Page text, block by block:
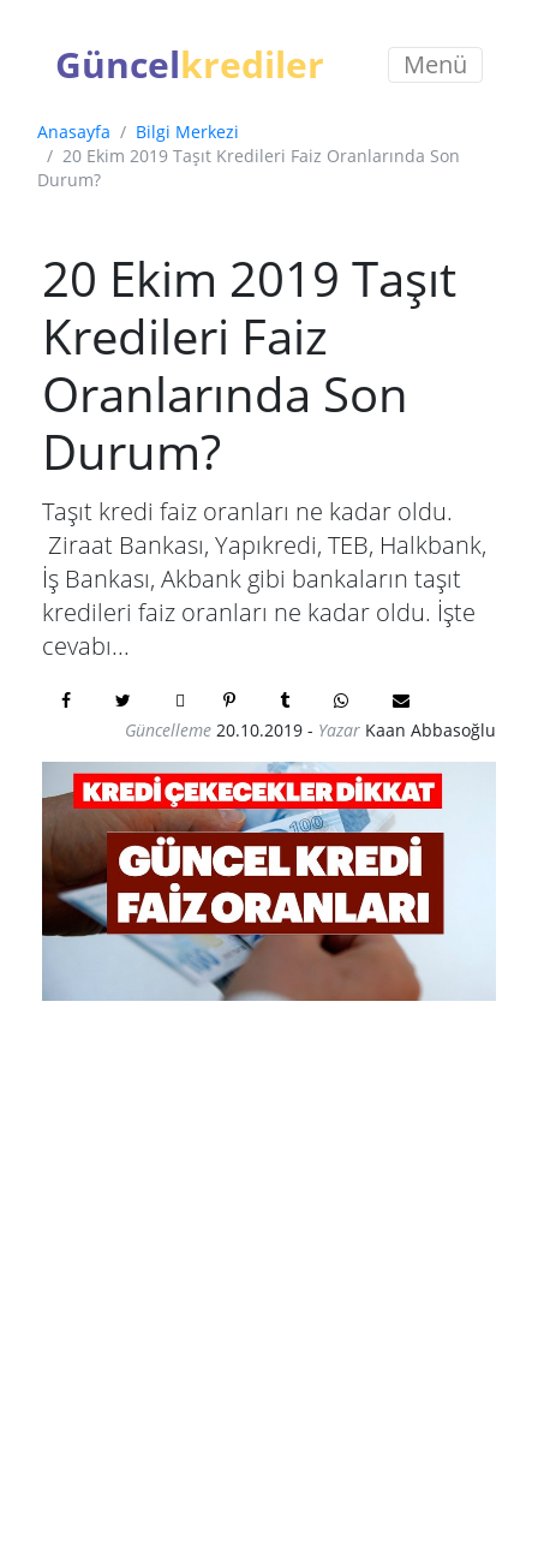
Güncelkrediler Menü
Anasayfa
Bilgi Merkezi
20 Ekim 2019 Taşıt Kredileri Faiz Oranlarında Son
Durum?
20 Ekim 2019 Taşıt
Kredileri Faiz
Oranlarında Son
Durum?
Taşıt kredi faiz oranları ne kadar oldu.
Ziraat Bankası, Yapıkredi, TEB, Halkbank,
İş Bankası, Akbank gibi bankaların taşıt
kredileri faiz oranları ne kadar oldu. İşte
cevabı...
Güncelleme 20.10.2019 - Yazar Kaan Abbasoğlu